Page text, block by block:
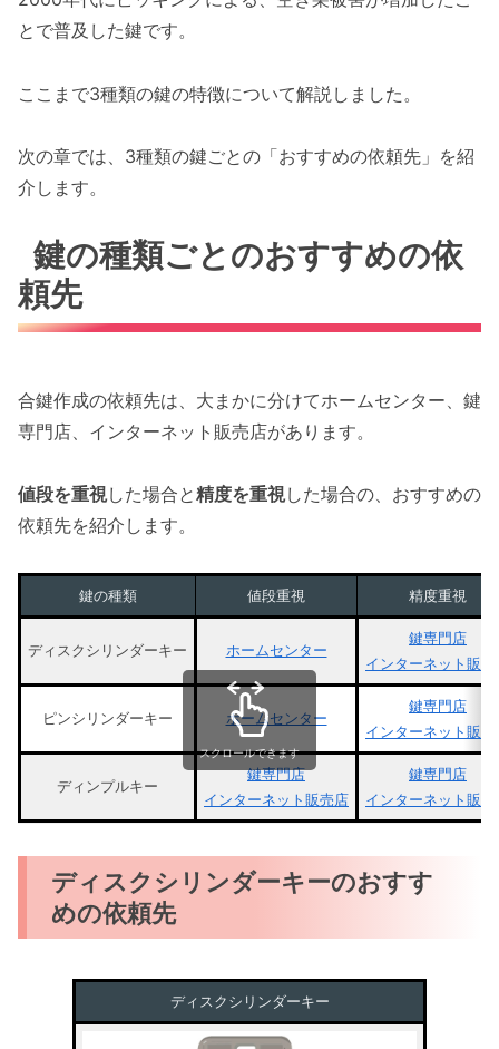
とで普及した鍵です。
ここまで3種類の鍵の特徴について解説しました。
次の章では、3種類の鍵ごとの「おすすめの依頼先」を紹
介します。
鍵の種類ごとのおすすめの依
頼先
合鍵作成の依頼先は、大まかに分けてホームセンター、鍵
専門店、インターネット販売店があります。
値段を重視した場合と精度を重視した場合の、おすすめの
依頼先を紹介します。
鍵の種類 値段重視 精度重視
ディスクシリンダーキー ホームセンター
鍵専門店
インターネット販売
ピンシリンダーキー ホームセンター
鍵専門店
インターネット販売
ディンプルキー
鍵専門店
インターネット販売店
鍵専門店
インターネット販売
スクロールできます
ディスクシリンダーキーのおすす
めの依頼先
ディスクシリンダーキー